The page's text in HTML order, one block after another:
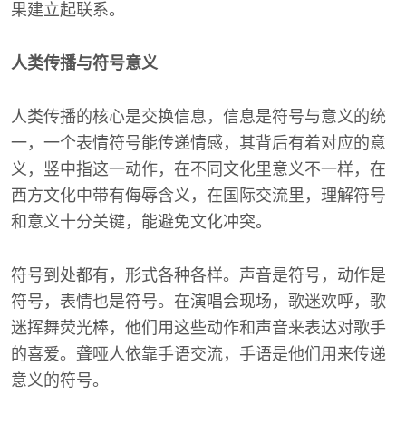
果建立起联系。
人类传播与符号意义
人类传播的核心是交换信息，信息是符号与意义的统
一，一个表情符号能传递情感，其背后有着对应的意
义，竖中指这一动作，在不同文化里意义不一样，在
西方文化中带有侮辱含义，在国际交流里，理解符号
和意义十分关键，能避免文化冲突。
符号到处都有，形式各种各样。声音是符号，动作是
符号，表情也是符号。在演唱会现场，歌迷欢呼，歌
迷挥舞荧光棒，他们用这些动作和声音来表达对歌手
的喜爱。聋哑人依靠手语交流，手语是他们用来传递
意义的符号。